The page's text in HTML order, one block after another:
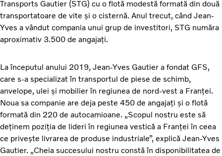
Transports Gautier (STG) cu o flotă modestă formată din două
transportatoare de vite și o cisternă. Anul trecut, când Jean-
Yves a vândut compania unui grup de investitori, STG număra
aproximativ 3.500 de angajați.
La începutul anului 2019, Jean-Yves Gautier a fondat GFS,
care s-a specializat în transportul de piese de schimb,
anvelope, ulei și mobilier în regiunea de nord-vest a Franței.
Noua sa companie are deja peste 450 de angajați și o flotă
formată din 220 de autocamioane. „Scopul nostru este să
deținem poziția de lideri în regiunea vestică a Franței în ceea
ce privește livrarea de produse industriale”, explică Jean-Yves
Gautier. „Cheia succesului nostru constă în disponibilitatea de